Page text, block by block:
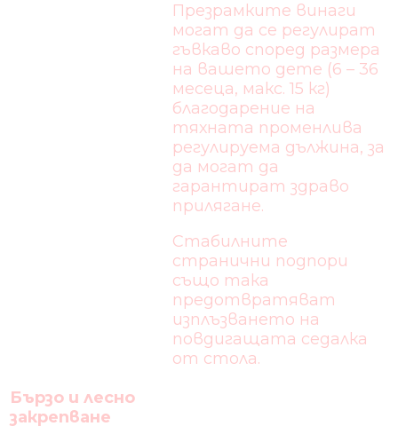
Презрамките винаги
могат да се регулират
гъвкаво според размера
на вашето дете (6 – 36
месеца, макс. 15 кг)
благодарение на
тяхната променлива
регулируема дължина, за
да могат да
гарантират здраво
прилягане.
Стабилните
странични подпори
също така
предотвратяват
изплъзването на
повдигащата седалка
от стола.
Бързо и лесно
закрепване